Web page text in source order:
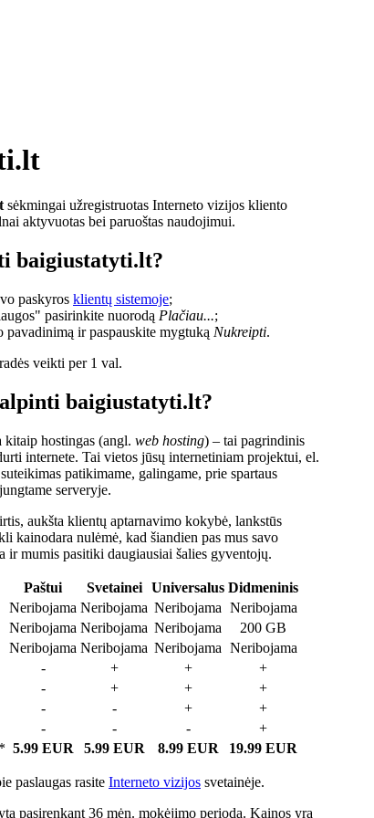
sėkmingai užregistruotas Interneto vizijos kliento
aktyvuotas bei paruoštas naudojimui.
baigiustatyti.lt?
paskyros klientų sistemoje;
pasirinkite nuorodą Plačiau...;
pavadinimą ir paspauskite mygtuką Nukreipti.
veikti per 1 val.
baigiustatyti.lt?
kitaip hostingas (angl. web hosting) – tai pagrindinis
internete. Tai vietos jūsų internetiniam projektui, el.
patikimame, galingame, prie spartaus
serveryje.
aukšta klientų aptarnavimo kokybė, lankstūs
kainodara nulėmė, kad šiandien pas mus savo
ir mumis pasitiki daugiausiai šalies gyventojų.
Paštui Svetainei Universalus Didmeninis
Neribojama Neribojama Neribojama Neribojama
Neribojama Neribojama Neribojama
200 GB
Neribojama Neribojama Neribojama Neribojama
- + +
+
- + +
+
- - +
+
- - -
+
5.99 EUR 5.99 EUR 8.99 EUR 19.99 EUR
paslaugas rasite Interneto vizijos svetainėje.
pasirenkant 36 mėn. mokėjimo periodą. Kainos yra